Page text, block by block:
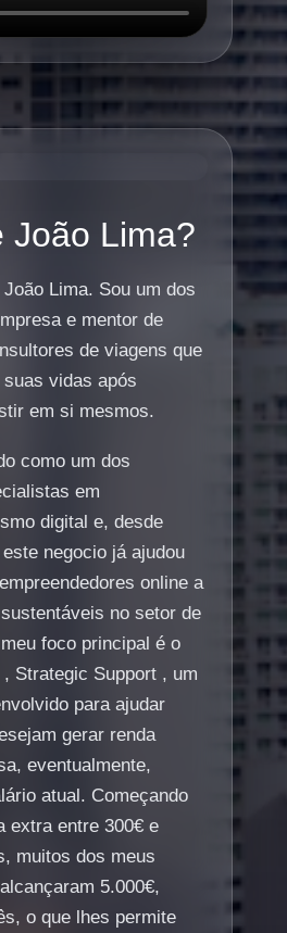
João Lima?
Lima. Sou um dos
e mentor de
de viagens que
vidas após
em si mesmos.
como um dos
em
digital e, desde
negocio já ajudou
online a
​​no setor de
foco principal é o
Strategic Support , um
para ajudar
gerar renda
eventualmente,
atual. Começando
extra entre 300€ e
muitos dos meus
5.000€,
o que lhes permite